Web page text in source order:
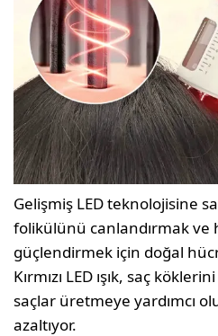
Gelişmiş LED teknolojisine
folikülünü canlandırmak ve
güçlendirmek için doğal
Kırmızı LED ışık, saç
saçlar üretmeye yardımcı
azaltıyor.